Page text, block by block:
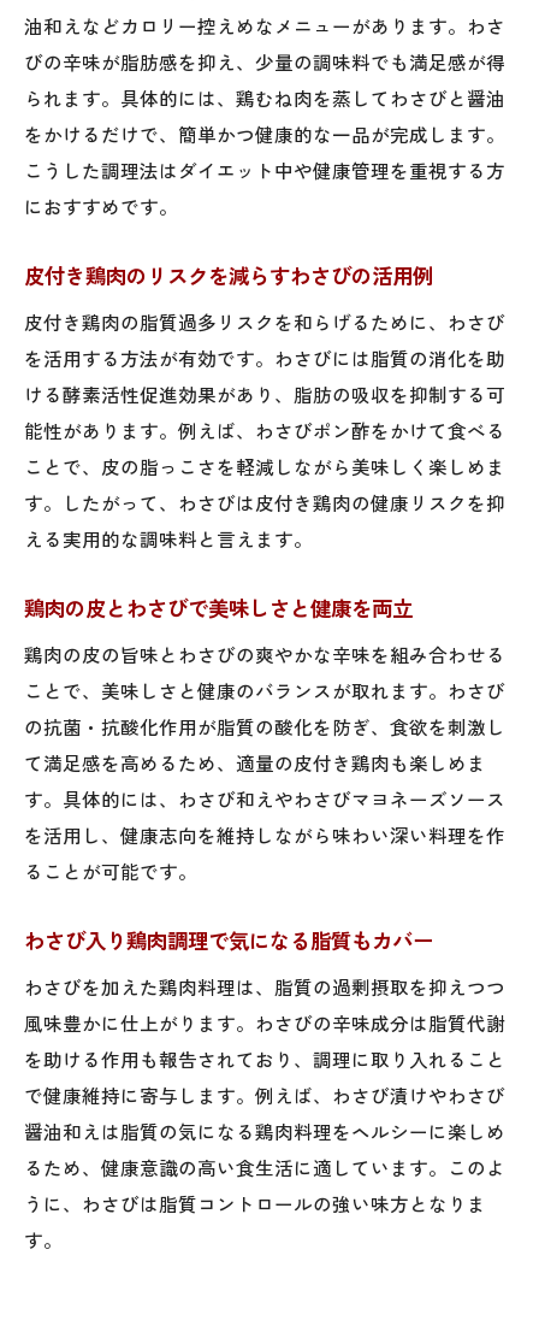
油和えなどカロリー控えめなメニューがあります。わさ
びの辛味が脂肪感を抑え、少量の調味料でも満足感が得
られます。具体的には、鶏むね肉を蒸してわさびと醤油
をかけるだけで、簡単かつ健康的な一品が完成します。
こうした調理法はダイエット中や健康管理を重視する方
におすすめです。
皮付き鶏肉のリスクを減らすわさびの活用例
皮付き鶏肉の脂質過多リスクを和らげるために、わさび
を活用する方法が有効です。わさびには脂質の消化を助
ける酵素活性促進効果があり、脂肪の吸収を抑制する可
能性があります。例えば、わさびポン酢をかけて食べる
ことで、皮の脂っこさを軽減しながら美味しく楽しめま
す。したがって、わさびは皮付き鶏肉の健康リスクを抑
える実用的な調味料と言えます。
鶏肉の皮とわさびで美味しさと健康を両立
鶏肉の皮の旨味とわさびの爽やかな辛味を組み合わせる
ことで、美味しさと健康のバランスが取れます。わさび
の抗菌・抗酸化作用が脂質の酸化を防ぎ、食欲を刺激し
て満足感を高めるため、適量の皮付き鶏肉も楽しめま
す。具体的には、わさび和えやわさびマヨネーズソース
を活用し、健康志向を維持しながら味わい深い料理を作
ることが可能です。
わさび入り鶏肉調理で気になる脂質もカバー
わさびを加えた鶏肉料理は、脂質の過剰摂取を抑えつつ
風味豊かに仕上がります。わさびの辛味成分は脂質代謝
を助ける作用も報告されており、調理に取り入れること
で健康維持に寄与します。例えば、わさび漬けやわさび
醤油和えは脂質の気になる鶏肉料理をヘルシーに楽しめ
るため、健康意識の高い食生活に適しています。このよ
うに、わさびは脂質コントロールの強い味方となりま
す。